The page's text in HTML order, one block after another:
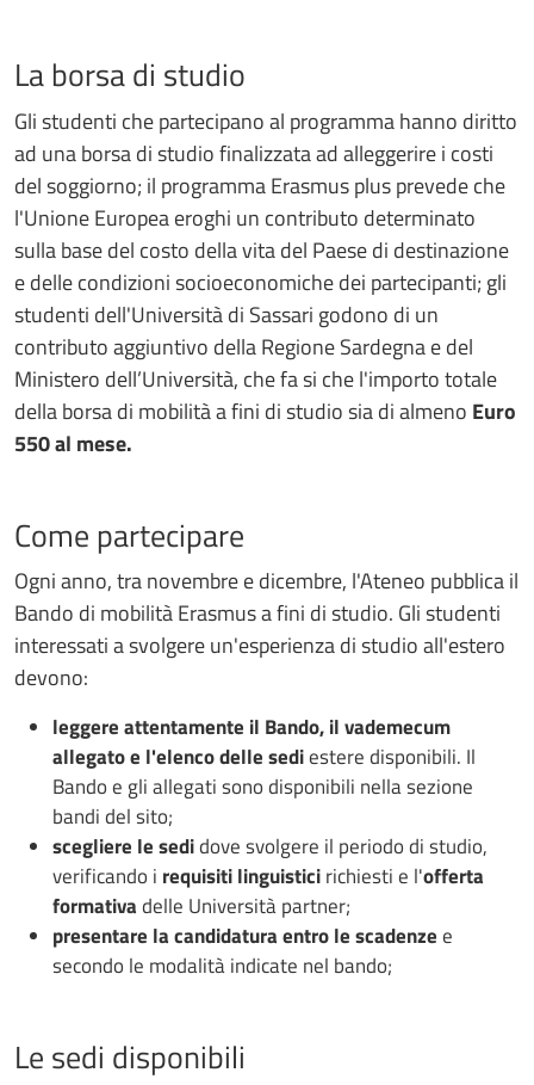
La borsa di studio
Gli studenti che partecipano al programma hanno diritto
ad una borsa di studio finalizzata ad alleggerire i costi
del soggiorno; il programma Erasmus plus prevede che
l'Unione Europea eroghi un contributo determinato
sulla base del costo della vita del Paese di destinazione
e delle condizioni socioeconomiche dei partecipanti; gli
studenti dell'Università di Sassari godono di un
contributo aggiuntivo della Regione Sardegna e del
Ministero dell’Università, che fa si che l'importo totale
della borsa di mobilità a fini di studio sia di almeno Euro
550 al mese.
Come partecipare
Ogni anno, tra novembre e dicembre, l'Ateneo pubblica il
Bando di mobilità Erasmus a fini di studio. Gli studenti
interessati a svolgere un'esperienza di studio all'estero
devono:
leggere attentamente il Bando, il vademecum
allegato e l'elenco delle sediestere disponibili. Il
Bando e gli allegati sono disponibili nella sezione
bandi del sito;
scegliere le sedidove svolgere il periodo di studio,
verificando i requisiti linguisticirichiesti e l'offerta
formativadelle Università partner;
presentare la candidaturaentro le scadenzee
secondo le modalità indicate nel bando;
Le sedi disponibili